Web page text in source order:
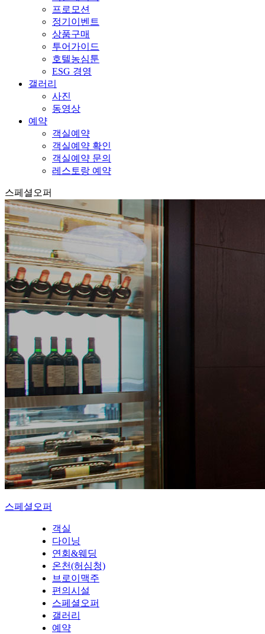
프로모션
정기이벤트
상품구매
투어가이드
호텔농심툰
ESG 경영
갤러리
사진
동영상
예약
객실예약
객실예약 확인
객실예약 문의
레스토랑 예약
스페셜오퍼
스페셜오퍼
객실
다이닝
연회&웨딩
온천(허심청)
브로이맥주
편의시설
스페셜오퍼
갤러리
예약